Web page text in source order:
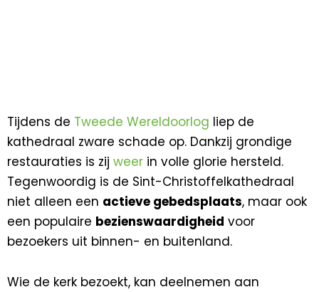
Tijdens de Tweede Wereldoorlog liep de
kathedraal zware schade op. Dankzij grondige
restauraties is zij weer in volle glorie hersteld.
Tegenwoordig is de Sint-Christoffelkathedraal
niet alleen een actieve gebedsplaats, maar ook
een populaire bezienswaardigheid voor
bezoekers uit binnen- en buitenland.
Wie de kerk bezoekt, kan deelnemen aan